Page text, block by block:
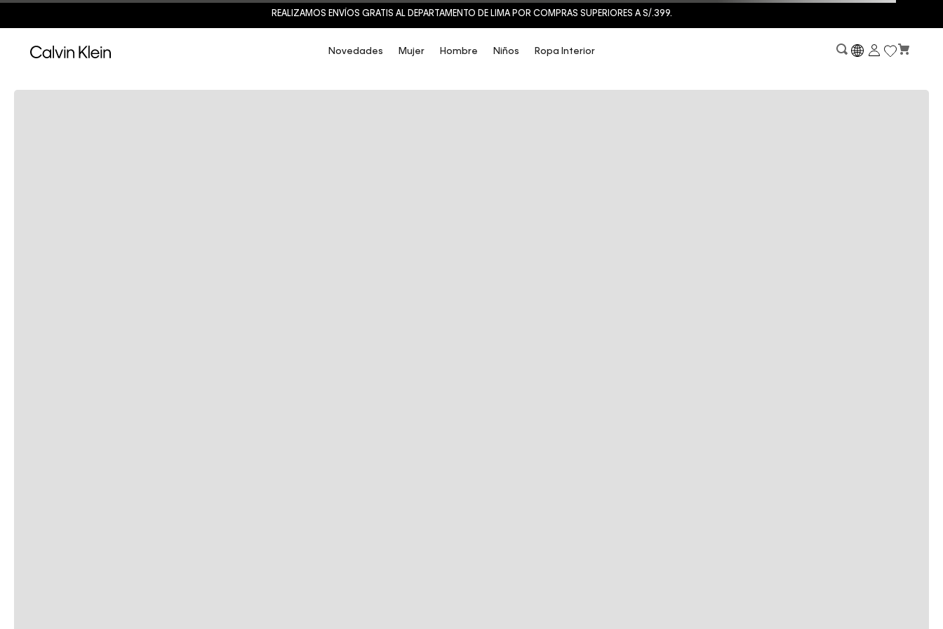
REALIZAMOS ENVÍOS GRATIS AL DEPARTAMENTO DE LIMA POR COMPRAS SUPERIORES A S/.399.
Novedades Mujer Hombre Niños Ropa Interior